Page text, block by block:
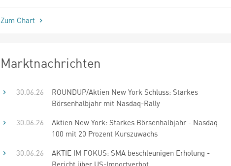
seit Beginn
Zum Chart
Marktnachrichten
30.06.26
ROUNDUP/Aktien New York Schluss: Starkes
Börsenhalbjahr mit Nasdaq-Rally
30.06.26
Aktien New York: Starkes Börsenhalbjahr - Nasdaq
100 mit 20 Prozent Kurszuwachs
30.06.26
AKTIE IM FOKUS: SMA beschleunigen Erholung -
Bericht über US-Importverbot